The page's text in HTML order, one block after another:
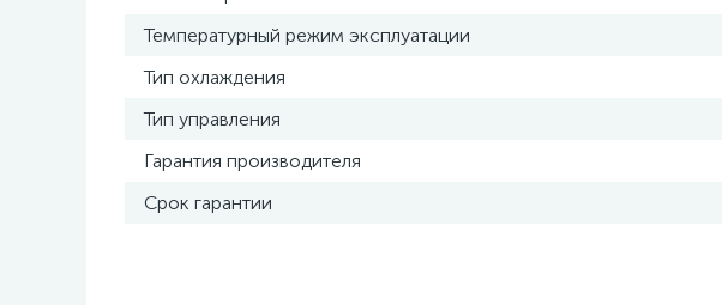
Температурный режим эксплуатации
Тип охлаждения
Тип управления
Гарантия производителя
Срок гарантии